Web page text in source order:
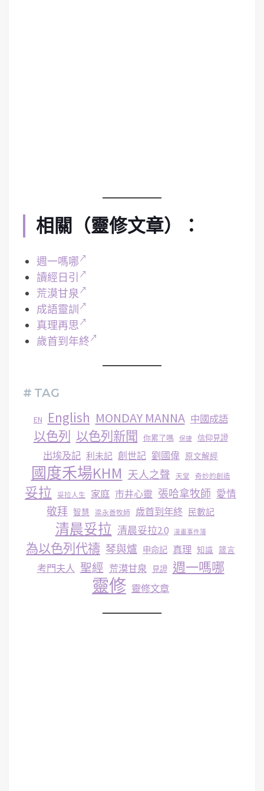
相關（靈修文章）：
週一嗎哪
讀經日引
荒漠甘泉
成語靈訓
真理再思
歲首到年終
# TAG
EN English MONDAY MANNA 中國成語
以色列 以色列新聞 你累了嗎 保捷 信仰見證
出埃及記 利未記 創世記 劉國偉 原文解經
國度禾場KHM 天人之聲 天堂 奇妙的創造
妥拉 妥拉人生 家庭 市井心靈 張哈拿牧師 愛情
敬拜 智慧 梁永善牧師 歳首到年終 民數記
清晨妥拉 清晨妥拉2.0 漫畫事件簿
為以色列代禱 琴與爐 申命記 真理 知識 箴言
考門夫人 聖經 荒漠甘泉 見證 週一嗎哪
靈修 靈修文章